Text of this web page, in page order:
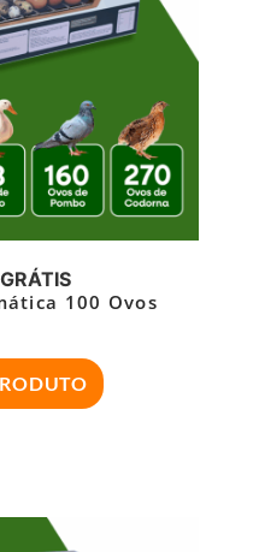
100 Ovos